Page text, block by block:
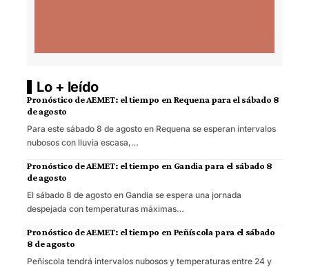
Lo + leído
Pronóstico de AEMET: el tiempo en Requena para el sábado 8
de agosto
Para este sábado 8 de agosto en Requena se esperan intervalos
nubosos con lluvia escasa,…
Pronóstico de AEMET: el tiempo en Gandia para el sábado 8
de agosto
El sábado 8 de agosto en Gandia se espera una jornada
despejada con temperaturas máximas…
Pronóstico de AEMET: el tiempo en Peñíscola para el sábado
8 de agosto
Peñíscola tendrá intervalos nubosos y temperaturas entre 24 y